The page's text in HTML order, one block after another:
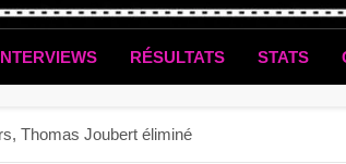
RÉSULTATS STATS
Thomas Joubert éliminé